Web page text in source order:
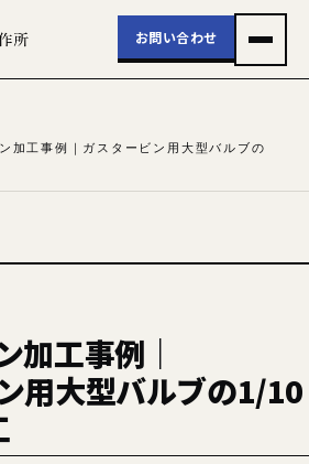
お問い合わせ
工事例｜ガスタービン用大型バルブの
加工事例｜
用大型バルブの1/10